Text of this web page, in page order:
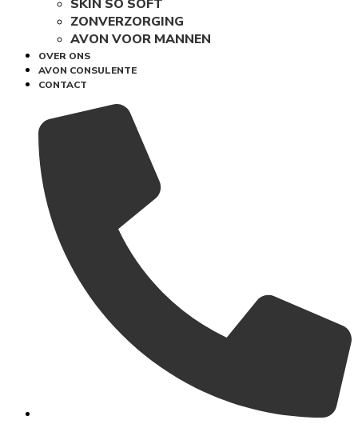
SKIN SO SOFT
ZONVERZORGING
AVON VOOR MANNEN
OVER ONS
AVON CONSULENTE
CONTACT